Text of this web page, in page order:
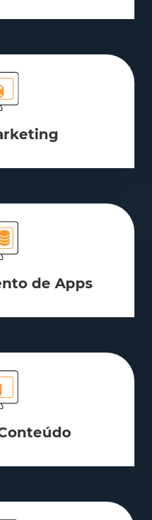
de Apps